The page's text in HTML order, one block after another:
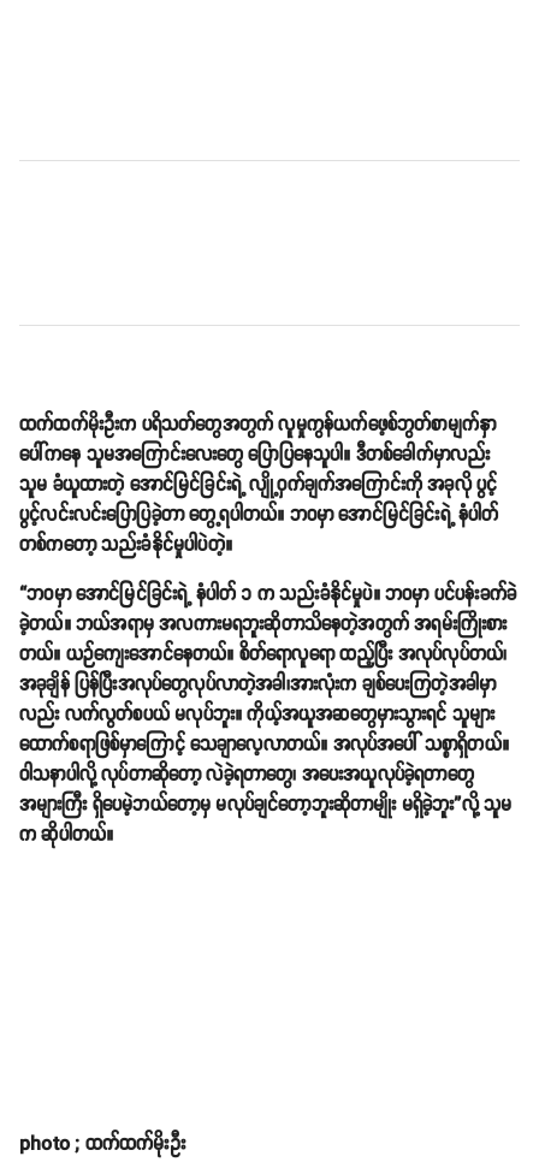
ထက်ထက်မိုးဦးက ပရိသတ်တွေအတွက် လူမှုကွန်ယက်ဖေ့စ်ဘွတ်စာမျက်နှာ
ပေါ်ကနေ သူမအကြောင်းလေးတွေ ပြောပြနေသူပါ။ ဒီတစ်ခေါက်မှာလည်း
သူမ ခံယူထားတဲ့ အောင်မြင်ခြင်းရဲ့ လျို့ဝှက်ချက်အကြောင်းကို အခုလို ပွင့်
ပွင့်လင်းလင်းပြောပြခဲ့တာ တွေ့ရပါတယ်။ ဘဝမှာ အောင်မြင်ခြင်းရဲ့ နံပါတ်
တစ်ကတော့ သည်းခံနိုင်မှုပါပဲတဲ့။
“ဘဝမှာ အောင်မြင်ခြင်းရဲ့ နံပါတ် ၁ က သည်းခံနိုင်မှုပဲ။ ဘဝမှာ ပင်ပန်းခက်ခဲ
ခဲ့တယ်။ ဘယ်အရာမှ အလကားမရဘူးဆိုတာသိနေတဲ့အတွက် အရမ်းကြိုးစား
တယ်။ ယဉ်ကျေးအောင်နေတယ်။ စိတ်ရောလူရော ထည့်ပြီး အလုပ်လုပ်တယ်၊
အခုချိန် ပြန်ပြီးအလုပ်တွေလုပ်လာတဲ့အခါ၊အားလုံးက ချစ်ပေးကြတဲ့အခါမှာ
လည်း လက်လွတ်စပယ် မလုပ်ဘူး။ ကိုယ့်အယူအဆတွေမှားသွားရင် သူများ
ထောက်စရာဖြစ်မှာကြောင့် သေချာလေ့လာတယ်။ အလုပ်အပေါ် သစ္စာရှိတယ်။
ဝါသနာပါလို့ လုပ်တာဆိုတော့ လဲခဲ့ရတာတွေ၊ အပေးအယူလုပ်ခဲ့ရတာတွေ
အများကြီး ရှိပေမဲ့ဘယ်တော့မှ မလုပ်ချင်တော့ဘူးဆိုတာမျိုး မရှိခဲ့ဘူး”လို့ သူမ
က ဆိုပါတယ်။
photo ; ထက်ထက်မိုးဦး